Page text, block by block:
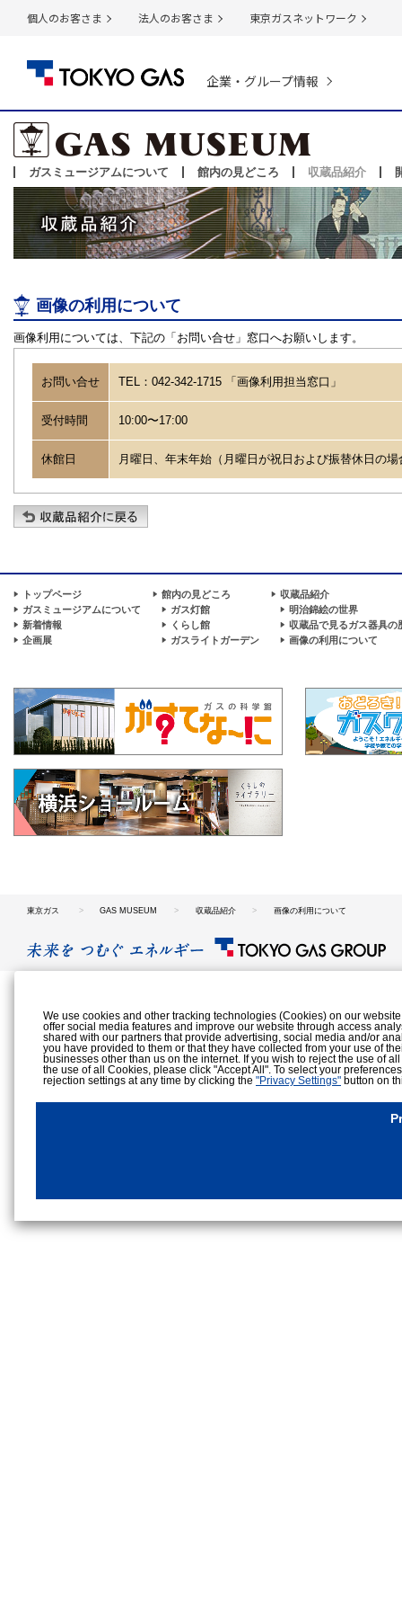
個人のお客さま 法人のお客さま 東京ガスネットワーク
企業・グループ情報
ガスミュージアムについて 館内の見どころ 収蔵品紹介
画像の利用について
画像利用については、下記の「お問い合せ」窓口へお願いします。
お問い合せ TEL：042-342-1715 「画像利用担当窓口」
受付時間 10:00〜17:00
休館日 月曜日、年末年始（月曜日が祝日および振替休日の
トップページ
ガスミュージアムについて
新着情報
企画展
館内の見どころ
ガス灯館
くらし館
ガスライトガーデン
収蔵品紹介
明治錦絵の世界
収蔵品で見るガス器具の
画像の利用について
東京ガス GAS MUSEUM 収蔵品紹介 画像の利用について
We use cookies and other tracking technologies (Cookies) on our
offer social media features and improve our website through access
shared with our partners that provide advertising, social media and/or
you have provided to them or that they have collected from your use of
businesses other than us on the internet. If you wish to reject the use of
the use of all Cookies, please click "Accept All". To select your
rejection settings at any time by clicking the "Privacy Settings" button on
Cookies Details